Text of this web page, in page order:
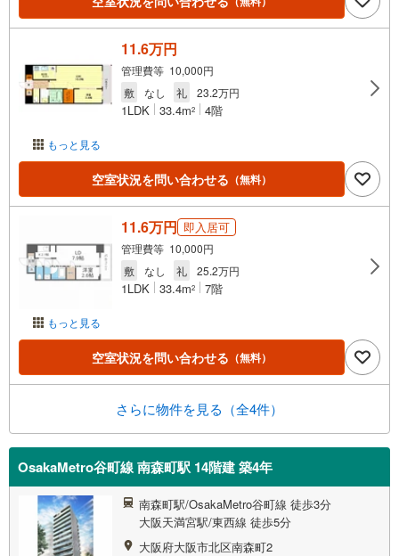
もっと見る
11.6万円
管理費等 10,000円
敷
なし 礼 23.2万円
1LDK 33.4m2 4階
空室状況を問い合わせる （無料）
もっと見る
11.6万円 即入居可
管理費等 10,000円
敷
なし 礼 25.2万円
1LDK 33.4m2 7階
空室状況を問い合わせる （無料）
さらに物件を見る（全4件）
OsakaMetro谷町線 南森町駅 14階建 築4年
南森町駅/OsakaMetro谷町線 徒歩3分
大阪天満宮駅/東西線 徒歩5分
大阪府大阪市北区南森町2